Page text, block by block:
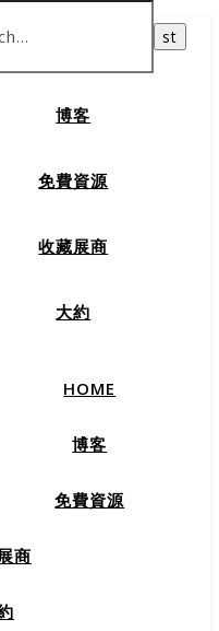
博客
免費資源
收藏展商
大約
HOME
博客
免費資源
商